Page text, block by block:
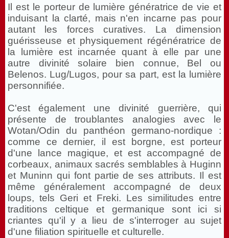
Il est le porteur de lumière génératrice de vie et
induisant la clarté, mais n'en incarne pas pour
autant les forces curatives. La dimension
guérisseuse et physiquement régénératrice de
la lumière est incarnée quant à elle par une
autre divinité solaire bien connue, Bel ou
Belenos. Lug/Lugos, pour sa part, est la lumière
personnifiée.
C'est également une divinité guerrière, qui
présente de troublantes analogies avec le
Wotan/Odin du panthéon germano-nordique :
comme ce dernier, il est borgne, est porteur
d'une lance magique, et est accompagné de
corbeaux, animaux sacrés semblables à Huginn
et Muninn qui font partie de ses attributs. Il est
même généralement accompagné de deux
loups, tels Geri et Freki. Les similitudes entre
traditions celtique et germanique sont ici si
criantes qu'il y a lieu de s'interroger au sujet
d'une filiation spirituelle et culturelle.